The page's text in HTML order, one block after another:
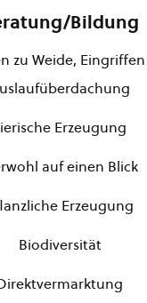
Bildung
zu Weide,
Erzeugung
auf einen Blick
Erzeugung
Biodiversität